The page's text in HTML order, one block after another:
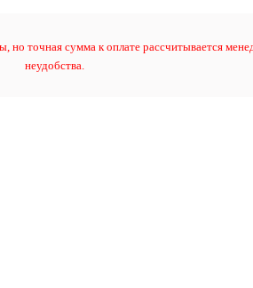
точная сумма к оплате рассчитывается
неудобства.